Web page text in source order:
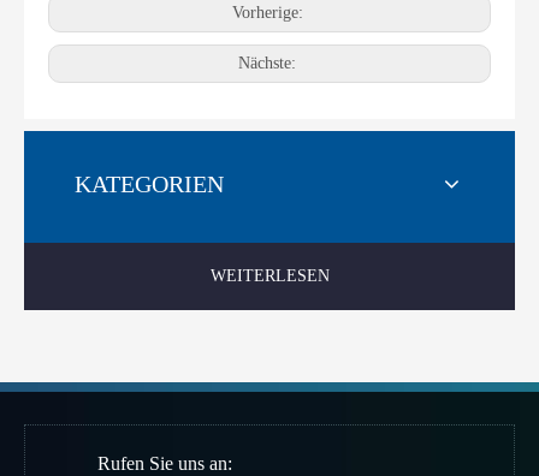
Vorherige:
Nächste:
KATEGORIEN
WEITERLESEN
Rufen Sie uns an: